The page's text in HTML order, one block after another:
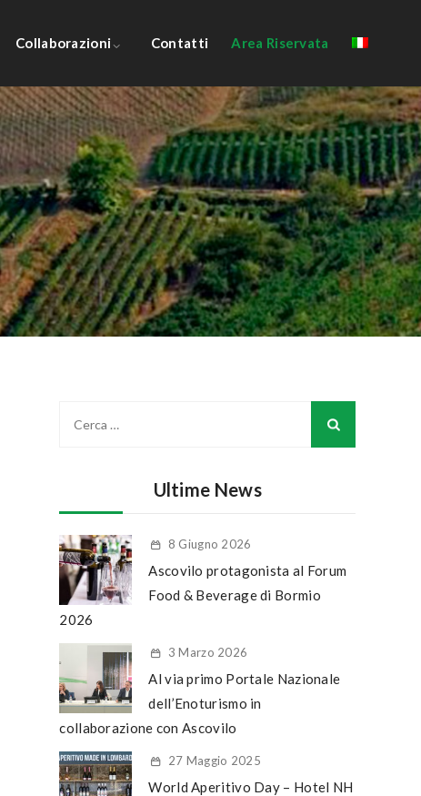
Collaborazioni Contatti Area Riservata
Ultime News
8 Giugno 2026
Ascovilo protagonista al Forum
Food & Beverage di Bormio
2026
3 Marzo 2026
Al via primo Portale Nazionale
dell’Enoturismo in
collaborazione con Ascovilo
27 Maggio 2025
World Aperitivo Day – Hotel NH